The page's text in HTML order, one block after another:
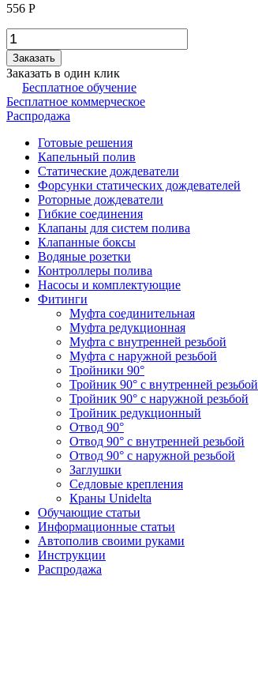
556 Р
Заказать
Заказать в один клик
Бесплатное обучение
Бесплатное коммерческое
Распродажа
Готовые решения
Капельный полив
Статические дождеватели
Форсунки статических дождевателей
Роторные дождеватели
Гибкие соединения
Клапаны для систем полива
Клапанные боксы
Водяные розетки
Контроллеры полива
Насосы и комплектующие
Фитинги
Муфта соединительная
Муфта редукционная
Муфта с внутренней резьбой
Муфта с наружной резьбой
Тройники 90°
Тройник 90° с внутренней резьбой
Тройник 90° с наружной резьбой
Тройник редукционный
Отвод 90°
Отвод 90° с внутренней резьбой
Отвод 90° с наружной резьбой
Заглушки
Седловые крепления
Краны Unidelta
Обучающие статьи
Информационные статьи
Автополив своими руками
Инструкции
Распродажа